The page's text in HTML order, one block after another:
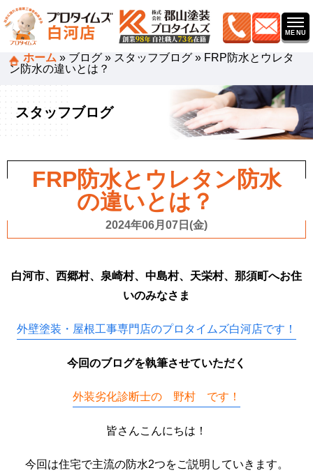
ホーム » ブログ » スタッフブログ » FRP防水とウレタ
ン防水の違いとは？
スタッフブログ
FRP防水とウレタン防水
の違いとは？
2024年06月07日(金)
白河市、西郷村、泉崎村、中島村、天栄村、那須町へお住
いのみなさま
外壁塗装・屋根工事専門店のプロタイムズ白河店です！
今回のブログを執筆させていただく
外装劣化診断士の 野村 です！
皆さんこんにちは！
今回は住宅で主流の防水2つをご説明していきます。